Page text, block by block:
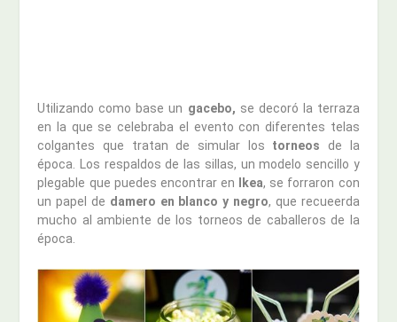
Utilizando como base un gacebo, se decoró la terraza
en la que se celebraba el evento con diferentes telas
colgantes que tratan de simular los torneos de la
época. Los respaldos de las sillas, un modelo sencillo y
plegable que puedes encontrar en Ikea, se forraron con
un papel de damero en blanco y negro, que recueerda
mucho al ambiente de los torneos de caballeros de la
época.